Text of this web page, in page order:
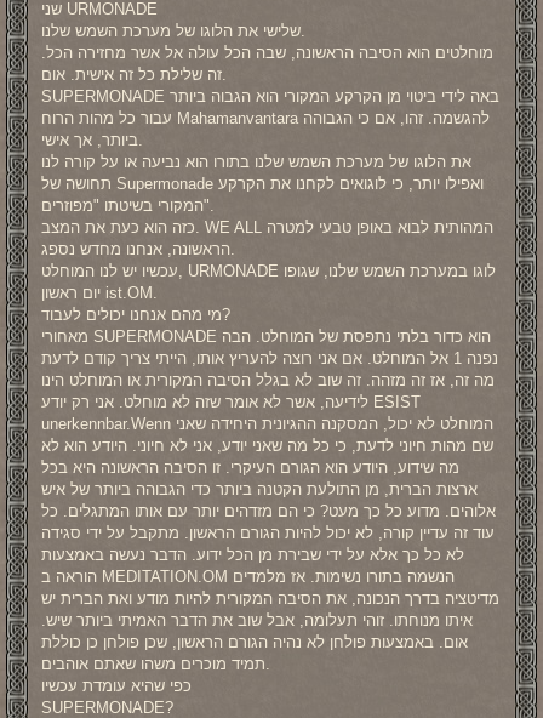
שני URMONADE
מוחלטים הוא הסיבה הראשונה, שבה הכל עולה אל אשר מחזירה הכל.
SUPERMONADE באה לידי ביטוי מן הקרקע המקורי הוא הגבוה ביותר
עבור כל מהות הרוח Mahamanvantara להגשמה. זהו, אם כי הגבוהה
את הלוגו של מערכת השמש שלנו בתורו הוא נביעה או על קורה לנו
תחושה של Supermonade ואפילו יותר, כי לוגואים לקחנו את הקרקע
המקורי בשיטתו "מפוזרים".
כזה הוא כעת את המצב. WE ALL המהותית לבוא באופן טבעי למטרה
עכשיו יש לנו המוחלט, URMONADE לוגו במערכת השמש שלנו, שגופו
יום ראשון ist.OM.
מי מהם אנחנו יכולים לעבוד?
מאחורי SUPERMONADE הוא כדור בלתי נתפסת של המוחלט. הבה
נפנה 1 אל המוחלט. אם אני רוצה להעריץ אותו, הייתי צריך קודם לדעת
מה זה, אז זה מזהה. זה שוב לא בגלל הסיבה המקורית או המוחלט הינו
לידיעה, אשר לא אומר שזה לא מוחלט. אני רק יודע ESIST
unerkennbar.Wenn המוחלט לא יכול, המסקנה ההגיונית היחידה שאני
שם מהות חיוני לדעת, כי כל מה שאני יודע, אני לא חיוני. היודע הוא לא
מה שידוע, היודע הוא הגורם העיקרי. זו הסיבה הראשונה היא בכל
ארצות הברית, מן התולעת הקטנה ביותר כדי הגבוהה ביותר של איש
אלוהים. מדוע כל כך מעט? כי הם מזדהים יותר עם אותו המתגלים. כל
עוד זה עדיין קורה, לא יכול להיות הגורם הראשון. מתקבל על ידי סגידה
לא כל כך אלא על ידי שבירת מן הכל ידוע. הדבר נעשה באמצעות
הוראה ב MEDITATION.OM הנשמה בתורו נשימות. אז מלמדים
מדיטציה בדרך הנכונה, את הסיבה המקורית להיות מודע ואת הברית יש
איתו מנוחתו. זוהי תעלומה, אבל שוב את הדבר האמיתי ביותר שיש.
אום. באמצעות פולחן לא נהיה הגורם הראשון, שכן פולחן כן כוללת
כפי שהיא עומדת עכשיו
SUPERMONADE?